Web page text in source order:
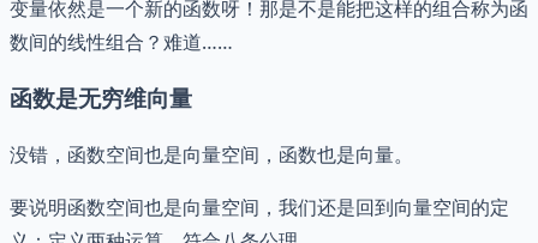
变量依然是一个新的函数呀！那是不是能把这样的组合称为函
数间的线性组合？难道……
函数是无穷维向量
没错，函数空间也是向量空间，函数也是向量。
要说明函数空间也是向量空间，我们还是回到向量空间的定